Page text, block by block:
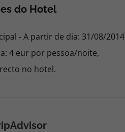
do Hotel
- A partir de dia: 31/08/2014
4 eur por pessoa/noite,
no hotel.